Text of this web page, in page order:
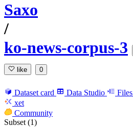
Saxo
/
ko-news-corpus-3
like 0
Dataset card Data Studio Files
xet
Community
Subset (1)